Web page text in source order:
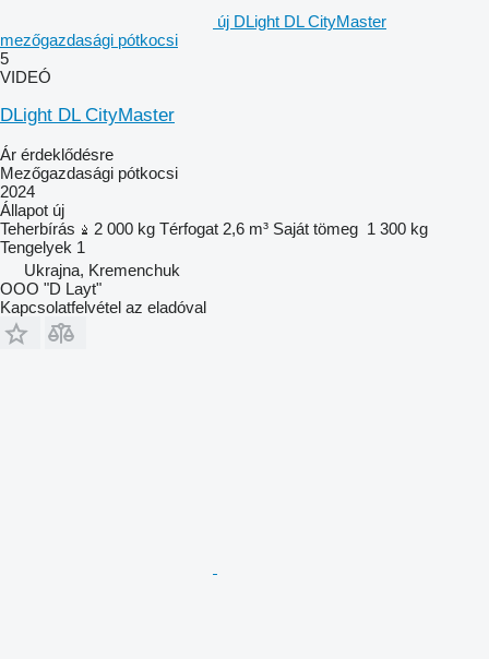
új DLight DL CityMaster
mezőgazdasági pótkocsi
5
VIDEÓ
DLight DL CityMaster
Ár érdeklődésre
Mezőgazdasági pótkocsi
2024
Állapot új
Teherbírás
2 000 kg Térfogat 2,6 m³ Saját tömeg 1 300 kg
Tengelyek 1
Ukrajna, Kremenchuk
OOO "D Layt"
Kapcsolatfelvétel az eladóval